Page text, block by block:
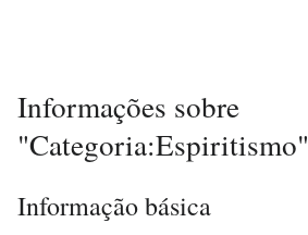
Informações sobre
"Categoria:Espiritismo"
Informação básica